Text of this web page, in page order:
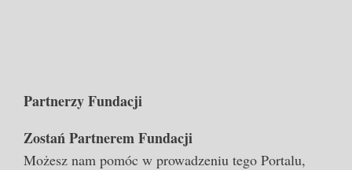
Partnerzy Fundacji
Zostań Partnerem Fundacji
Możesz nam pomóc w prowadzeniu tego Portalu,